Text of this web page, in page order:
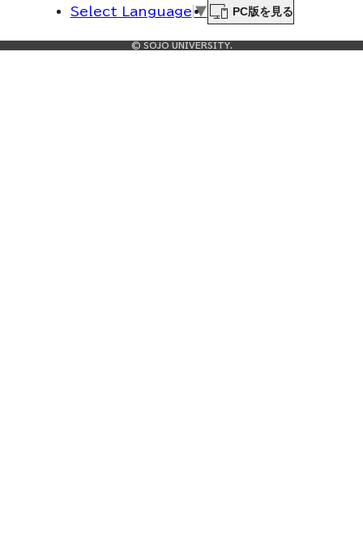
Select Language ▼ PC版を見る
© SOJO UNIVERSITY.